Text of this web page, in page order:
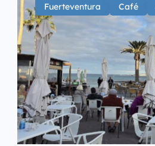
Fuerteventura Café